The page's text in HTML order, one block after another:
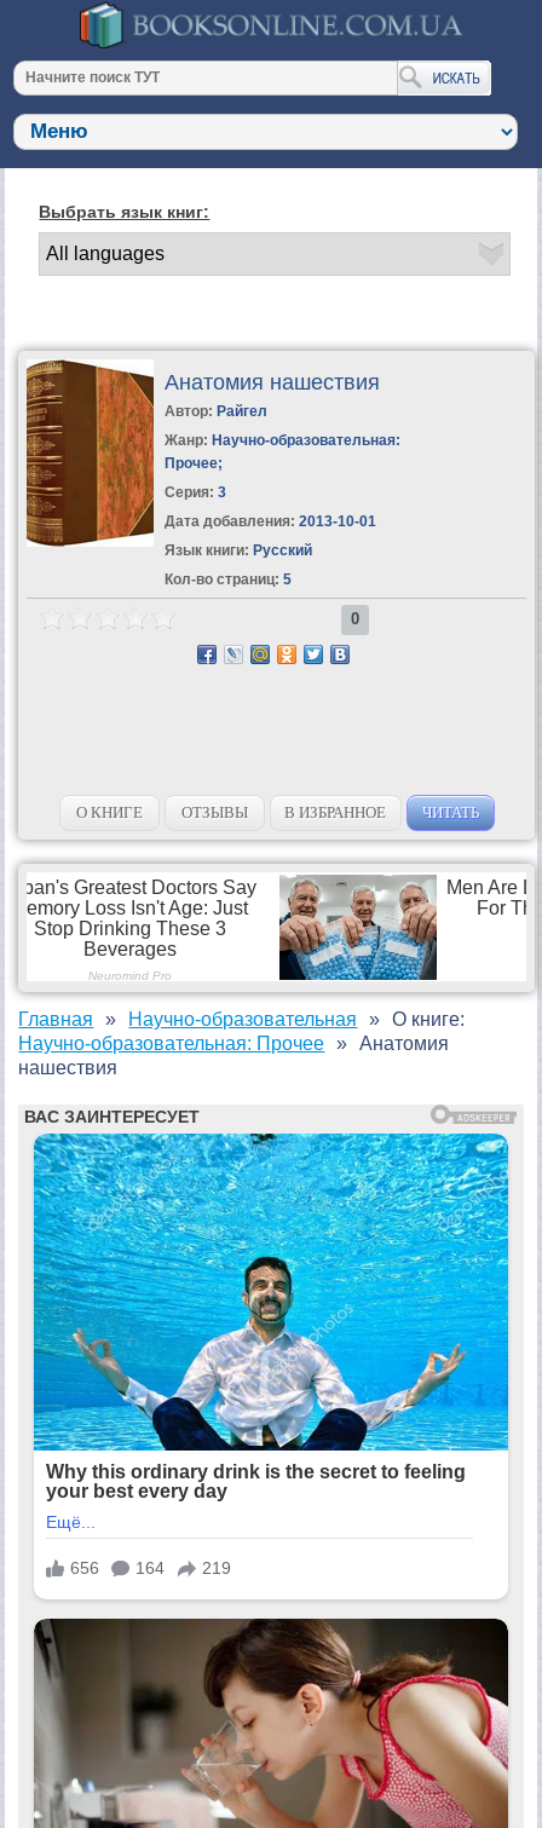
Выбрать язык книг:
Анатомия нашествия
Автор: Райгел
Жанр: Научно-образовательная:
Прочее;
Серия: 3
Дата добавления: 2013-10-01
Язык книги: Русский
Кол-во страниц: 5
0
О КНИГЕ ОТЗЫВЫ В ИЗБРАННОЕ ЧИТАТЬ
Главная
Научно-образовательная
Научно-образовательная: Прочее
О книге:
Анатомия
нашествия